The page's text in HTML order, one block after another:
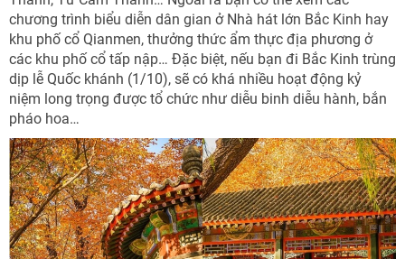
chương trình biểu diễn dân gian ở Nhà hát lớn Bắc Kinh hay
khu phố cổ Qianmen, thưởng thức ẩm thực địa phương ở
các khu phố cổ tấp nập… Đặc biệt, nếu bạn đi Bắc Kinh trùng
dịp lễ Quốc khánh (1/10), sẽ có khá nhiều hoạt động kỷ
niệm long trọng được tổ chức như diễu binh diễu hành, bắn
pháo hoa…